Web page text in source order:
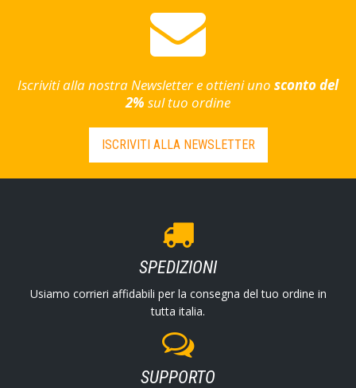
Iscriviti alla nostra Newsletter e ottieni uno sconto del
2% sul tuo ordine
ISCRIVITI ALLA NEWSLETTER
SPEDIZIONI
Usiamo corrieri affidabili per la consegna del tuo ordine in
tutta italia.
SUPPORTO